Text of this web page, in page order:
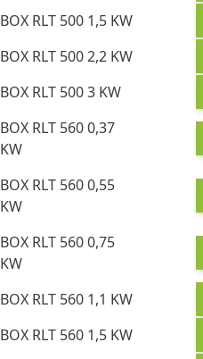
BOX RLT 500 1,5 KW
BOX RLT 500 2,2 KW
BOX RLT 500 3 KW
BOX RLT 560 0,37
KW
BOX RLT 560 0,55
KW
BOX RLT 560 0,75
KW
BOX RLT 560 1,1 KW
BOX RLT 560 1,5 KW